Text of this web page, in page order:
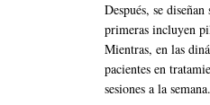
Después, se
primeras incluyen
Mientras, en las
pacientes en
sesiones a la